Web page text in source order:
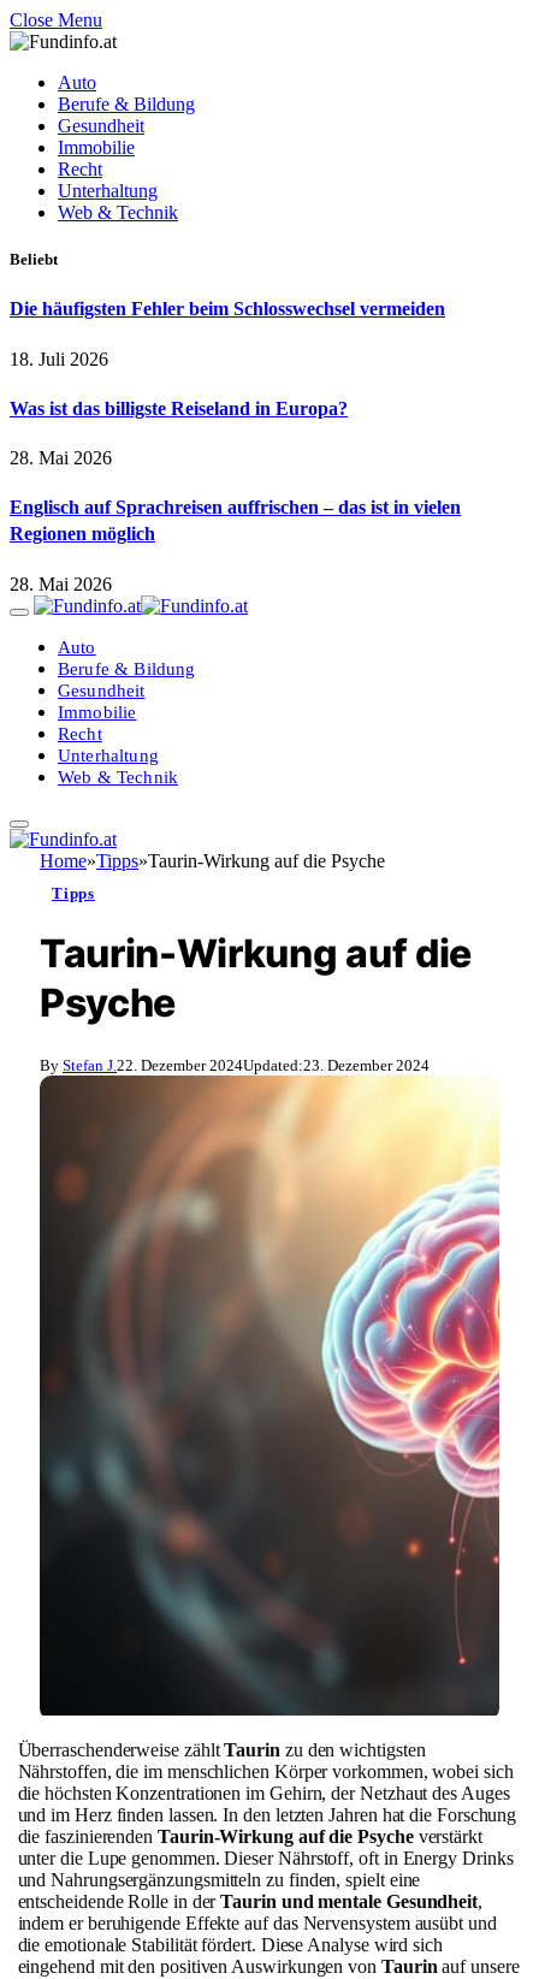
Close Menu
Auto
Berufe & Bildung
Gesundheit
Immobilie
Recht
Unterhaltung
Web & Technik
Beliebt
Die häufigsten Fehler beim Schlosswechsel vermeiden
18. Juli 2026
Was ist das billigste Reiseland in Europa?
28. Mai 2026
Englisch auf Sprachreisen auffrischen – das ist in vielen
Regionen möglich
28. Mai 2026
Auto
Berufe & Bildung
Gesundheit
Immobilie
Recht
Unterhaltung
Web & Technik
Home»Tipps»Taurin-Wirkung auf die Psyche
Tipps
Taurin-Wirkung auf die
Psyche
By Stefan J. 22. Dezember 2024Updated:23. Dezember 2024
Überraschenderweise zähltTaurin zu den wichtigsten
Nährstoffen, die im menschlichen Körper vorkommen, wobei sich
die höchsten Konzentrationen im Gehirn, der Netzhaut des Auges
und im Herz finden lassen. In den letzten Jahren hat die Forschung
die faszinierenden Taurin-Wirkung auf die Psycheverstärkt
unter die Lupe genommen. Dieser Nährstoff, oft in Energy Drinks
und Nahrungsergänzungsmitteln zu finden, spielt eine
entscheidende Rolle in derTaurin und mentale Gesundheit,
indem er beruhigende Effekte auf das Nervensystem ausübt und
die emotionale Stabilität fördert. Diese Analyse wird sich
eingehend mit den positiven Auswirkungen von Taurin auf unsere